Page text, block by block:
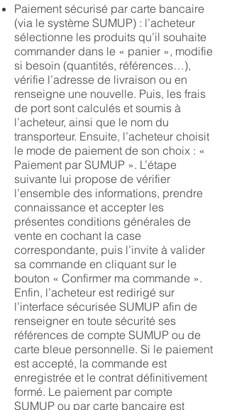
Paiement sécurisé par carte bancaire
(via le système SUMUP) : l’acheteur
sélectionne les produits qu’il souhaite
commander dans le « panier », modifie
si besoin (quantités, références…),
vérifie l’adresse de livraison ou en
renseigne une nouvelle. Puis, les frais
de port sont calculés et soumis à
l’acheteur, ainsi que le nom du
transporteur. Ensuite, l’acheteur choisit
le mode de paiement de son choix : «
Paiement par SUMUP ». L’étape
suivante lui propose de vérifier
l’ensemble des informations, prendre
connaissance et accepter les
présentes conditions générales de
vente en cochant la case
correspondante, puis l’invite à valider
sa commande en cliquant sur le
bouton « Confirmer ma commande ».
Enfin, l’acheteur est redirigé sur
l’interface sécurisée SUMUP afin de
renseigner en toute sécurité ses
références de compte SUMUP ou de
carte bleue personnelle. Si le paiement
est accepté, la commande est
enregistrée et le contrat définitivement
formé. Le paiement par compte
SUMUP ou par carte bancaire est